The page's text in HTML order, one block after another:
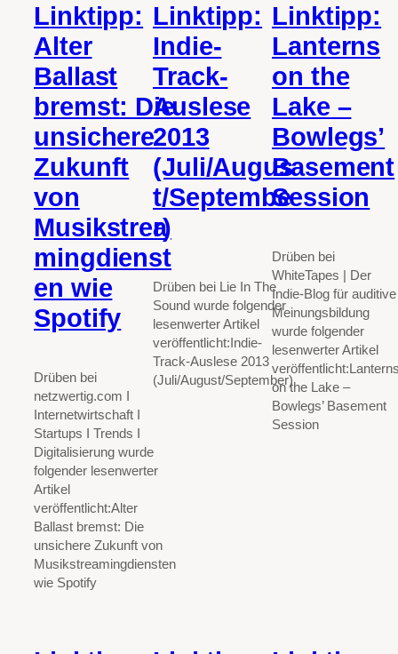
Linktipp:
Alter
Ballast
bremst: Die
unsichere
Zukunft
von
Musikstrea
mingdienst
en wie
Spotify
Drüben bei
netzwertig.com I
Internetwirtschaft I
Startups I Trends I
Digitalisierung wurde
folgender lesenwerter
Artikel
veröffentlicht:Alter
Ballast bremst: Die
unsichere Zukunft von
Musikstreamingdiensten
wie Spotify
Linktipp:
Indie-
Track-
Auslese
2013
(Juli/Augus
t/Septembe
r)
Drüben bei Lie In The
Sound wurde folgender
lesenwerter Artikel
veröffentlicht:Indie-
Track-Auslese 2013
(Juli/August/September)
Linktipp:
Lanterns
on the
Lake –
Bowlegs’
Basement
Session
Drüben bei
WhiteTapes | Der
Indie-Blog für auditive
Meinungsbildung
wurde folgender
lesenwerter Artikel
on the Lake –
Bowlegs’ Basement
Session